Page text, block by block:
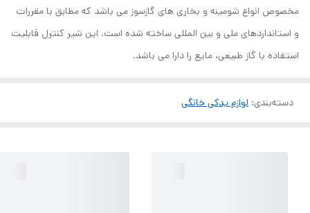
مخصوص انواع شومینه و بخاری های گازسوز می باشد که مطابق با مقررات
و استانداردهای ملی و بین المللی ساخته شده است. این شیر کنترل قابلیت
استفاده با گاز طبیعی، مایع را دارا می باشد.
دسته‌بندی: لوازم یدکی خانگی